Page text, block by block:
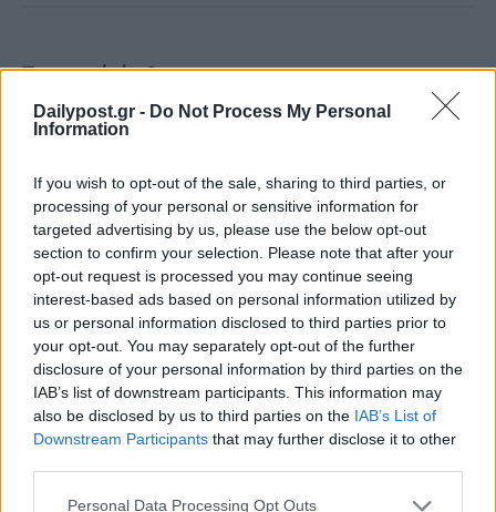
Dailypost.gr - Do Not Process My Personal
Information
If you wish to opt-out of the sale, sharing to third parties, or
processing of your personal or sensitive information for
targeted advertising by us, please use the below opt-out
section to confirm your selection. Please note that after your
opt-out request is processed you may continue seeing
interest-based ads based on personal information utilized by
us or personal information disclosed to third parties prior to
your opt-out. You may separately opt-out of the further
disclosure of your personal information by third parties on the
IAB’s list of downstream participants. This information may
also be disclosed by us to third parties on the IAB’s List of
Downstream Participants that may further disclose it to other
Personal Data Processing Opt Outs
Σχετικά άρθρα
Νέα «Οδύσσεια» ετοιμάζει ο
Έλον Μασκ: «Αυτή τη φορά
θα είναι πιστή στον Όμηρο»
«Οδύσσεια»: Το κάστ της
ταινίας αφηγείται το
ομηρικό έπος σε ένα λεπτό
(Video)